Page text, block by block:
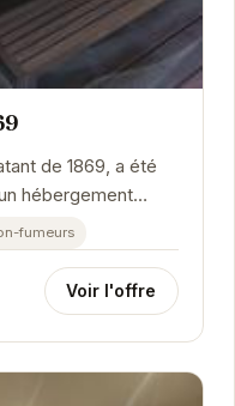
de 1869, a été
hébergement
à...
fumeurs
Voir l'offre